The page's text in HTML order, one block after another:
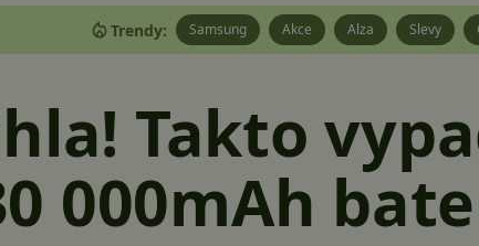
Trendy: Samsung Akce Alza Slevy
Takto
000mAh